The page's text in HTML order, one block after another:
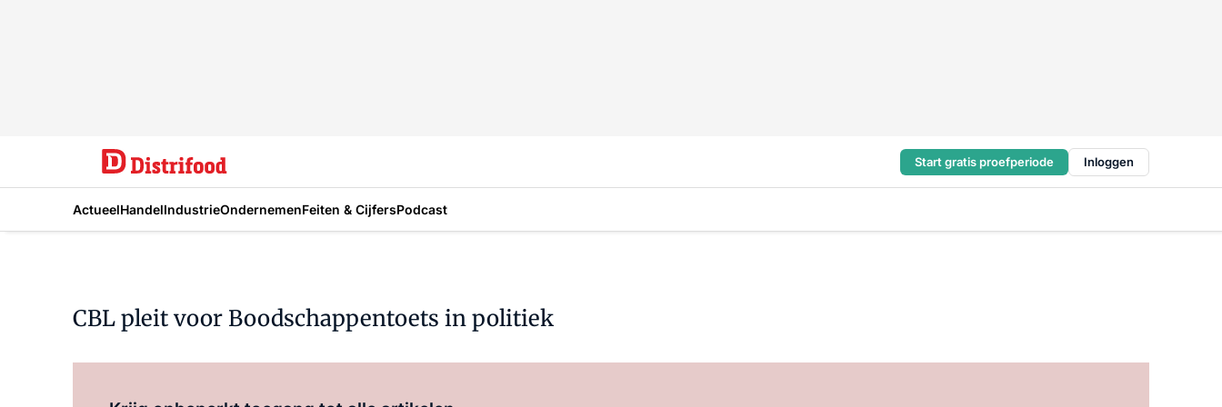
Start gratis proefperiode Inloggen
ActueelHandelIndustrieOndernemenFeiten & CijfersPodcast
CBL pleit voor Boodschappentoets in politiek